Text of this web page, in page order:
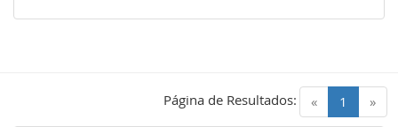
« 1 (current)
»
Página de Resultados: